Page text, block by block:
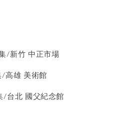
/新竹 中正市場
/高雄 美術館
/台北 國父紀念館